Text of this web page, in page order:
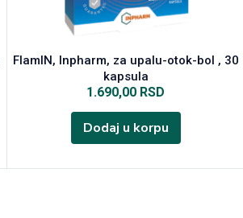
FlamIN, Inpharm, za upalu-otok-bol , 30
kapsula
1.690,00 RSD
Dodaj u korpu